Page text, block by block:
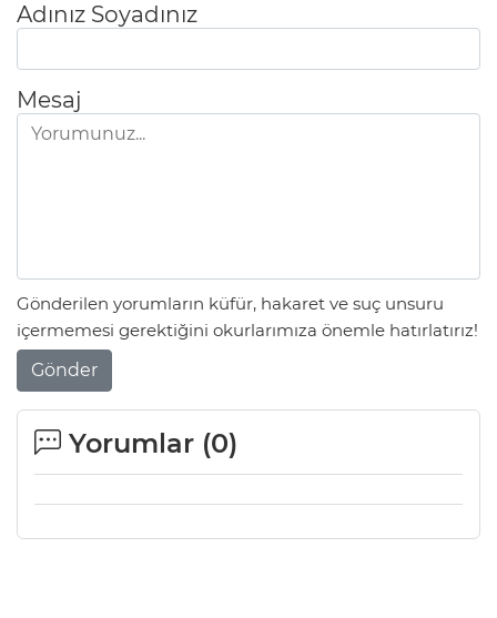
Adınız Soyadınız
Mesaj
Gönderilen yorumların küfür, hakaret ve suç unsuru
içermemesi gerektiğini okurlarımıza önemle hatırlatırız!
Gönder
Yorumlar (0)